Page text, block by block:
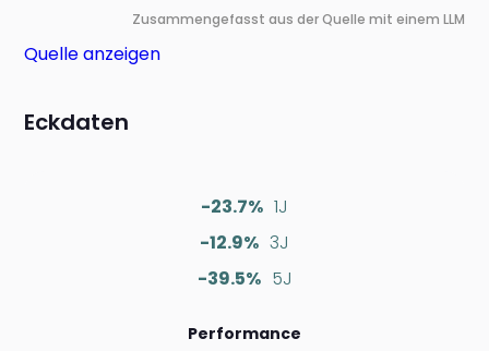
Zusammengefasst aus der Quelle mit einem LLM
Quelle anzeigen
Eckdaten
-23.7% 1J
-12.9% 3J
-39.5% 5J
Performance